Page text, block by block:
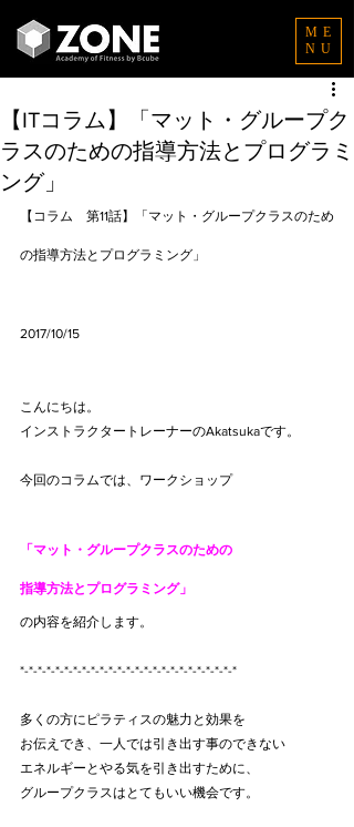
ME
NU
【ITコラム】「マット・グループク
ラスのための指導方法とプログラミ
ング」
【コラム　第11話】「マット・グループクラスのため
の指導方法とプログラミング」
2017/10/15
こんにちは。
インストラクタートレーナーのAkatsukaです。
今回のコラムでは、 ワークショップ
「マット・グループクラスのための
指導方法とプログラミング」
の内容を紹介します。
*-*-*-*-*-*-*-*-*-*-*-*-*-*-*-*-*-*-*-*-*-*-*-*-*
多くの方にピラティスの魅力と効果を
お伝えでき、一人では引き出す事のできない
エネルギーとやる気を引き出すために、
グループクラスはとてもいい機会です。